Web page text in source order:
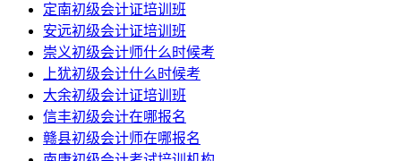
定南初级会计证培训班
安远初级会计证培训班
崇义初级会计师什么时候考
上犹初级会计什么时候考
大余初级会计证培训班
信丰初级会计在哪报名
赣县初级会计师在哪报名